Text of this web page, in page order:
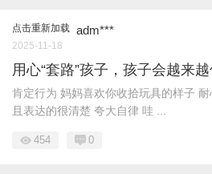
点击重新加载 adm***
2025-11-18
用心“套路”孩子，孩子会越来
肯定行为 妈妈喜欢你收拾玩具的样子
且表达的很清楚 夸大自律 哇 ...
454 0